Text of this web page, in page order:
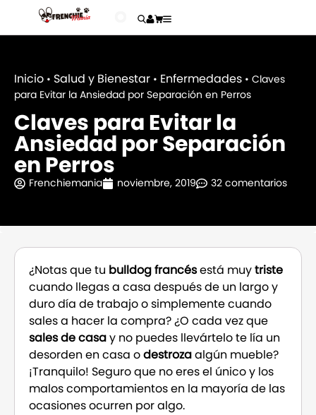
Inicio • Salud y Bienestar • Enfermedades • Claves
para Evitar la Ansiedad por Separación en Perros
Claves para Evitar la
Ansiedad por Separación
en Perros
Frenchiemania noviembre, 2019 32 comentarios
¿Notas que tu bulldog francésestá muytriste
cuando llegas a casa después de un largo y
duro día de trabajo o simplemente cuando
sales a hacer la compra? ¿O cada vez que
sales de casay no puedes llevártelo te lía un
desorden en casa odestrozaalgún mueble?
¡Tranquilo! Seguro que no eres el único y los
malos comportamientos en la mayoría de las
ocasiones ocurren por algo.